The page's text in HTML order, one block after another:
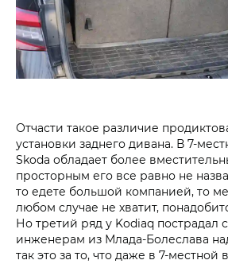
Отчасти такое различие
установки заднего дивана. В
Skoda обладает более
просторным его все равно не
то едете большой компанией, то
любом случае не хватит,
Но третий ряд у Kodiaq пострадал
инженерам из Млада-Болеслава
так это за то, что даже в